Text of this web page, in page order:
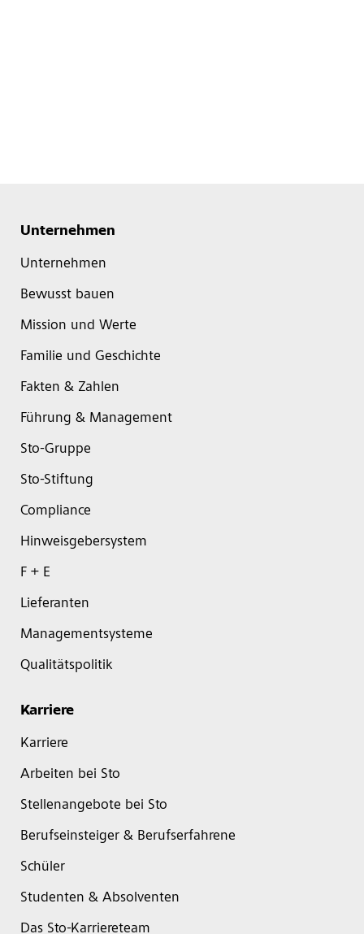
Unternehmen
Unternehmen
Bewusst bauen
Mission und Werte
Familie und Geschichte
Fakten & Zahlen
Führung & Management
Sto-Gruppe
Sto-Stiftung
Compliance
Hinweisgebersystem
F + E
Lieferanten
Managementsysteme
Qualitätspolitik
Karriere
Karriere
Arbeiten bei Sto
Stellenangebote bei Sto
Berufseinsteiger & Berufserfahrene
Schüler
Studenten & Absolventen
Das Sto-Karriereteam